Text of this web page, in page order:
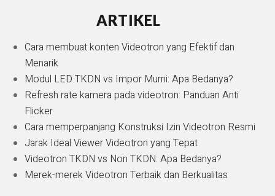
ARTIKEL
Cara membuat konten Videotron yang Efektif dan
Menarik
Modul LED TKDN vs Impor Murni: Apa Bedanya?
Refresh rate kamera pada videotron: Panduan Anti
Flicker
Cara memperpanjang Konstruksi Izin Videotron Resmi
Jarak Ideal Viewer Videotron yang Tepat
Videotron TKDN vs Non TKDN: Apa Bedanya?
Merek-merek Videotron Terbaik dan Berkualitas